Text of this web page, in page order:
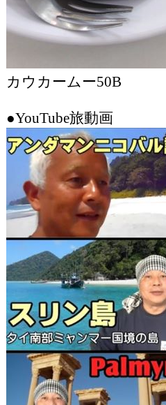
カウカームー50B
●YouTube旅動画